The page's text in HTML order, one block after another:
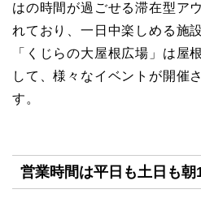
はの時間が過ごせる滞在型ア
れており、一日中楽しめる施
「くじらの大屋根広場」は屋
して、様々なイベントが開催
す。
営業時間は平日も土日も